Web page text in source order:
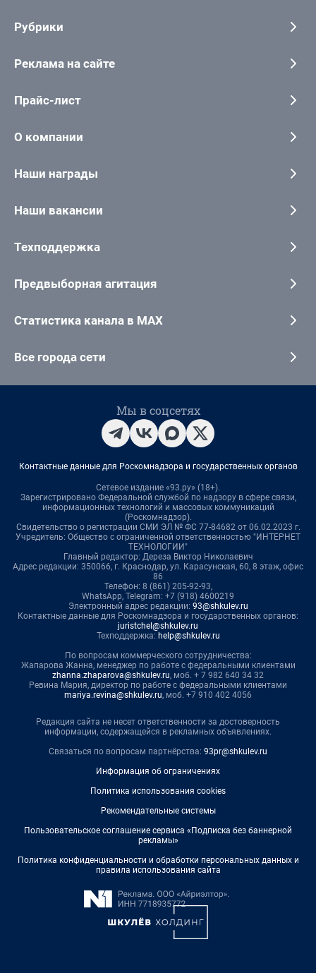
Рубрики
Реклама на сайте
Прайс-лист
О компании
Наши награды
Наши вакансии
Техподдержка
Предвыборная агитация
Статистика канала в MAX
Все города сети
Мы в соцсетях
Контактные данные для Роскомнадзора и государственных органов
Сетевое издание «93.ру» (18+).
Зарегистрировано Федеральной службой по надзору в сфере связи,
информационных технологий и массовых коммуникаций
(Роскомнадзор).
Свидетельство о регистрации СМИ ЭЛ № ФС 77-84682 от 06.02.2023 г.
Учредитель: Общество с ограниченной ответственностью "ИНТЕРНЕТ
ТЕХНОЛОГИИ"
Главный редактор: Дереза Виктор Николаевич
Адрес редакции: 350066, г. Краснодар, ул. Карасунская, 60, 8 этаж, офис
86
Телефон: 8 (861) 205-92-93,
WhatsApp, Telegram: +7 (918) 4600219
Электронный адрес редакции: 93@shkulev.ru
Контактные данные для Роскомнадзора и государственных органов:
juristchel@shkulev.ru
Техподдержка: help@shkulev.ru
По вопросам коммерческого сотрудничества:
Жапарова Жанна, менеджер по работе с федеральными клиентами
zhanna.zhaparova@shkulev.ru, моб. + 7 982 640 34 32
Ревина Мария, директор по работе с федеральными клиентами
mariya.revina@shkulev.ru, моб. +7 910 402 4056
Редакция сайта не несет ответственности за достоверность
информации, содержащейся в рекламных объявлениях.
Связаться по вопросам партнёрства: 93pr@shkulev.ru
Информация об ограничениях
Политика использования cookies
Рекомендательные системы
Пользовательское соглашение сервиса «Подписка без баннерной
рекламы»
Политика конфиденциальности и обработки персональных данных и
правила использования сайта